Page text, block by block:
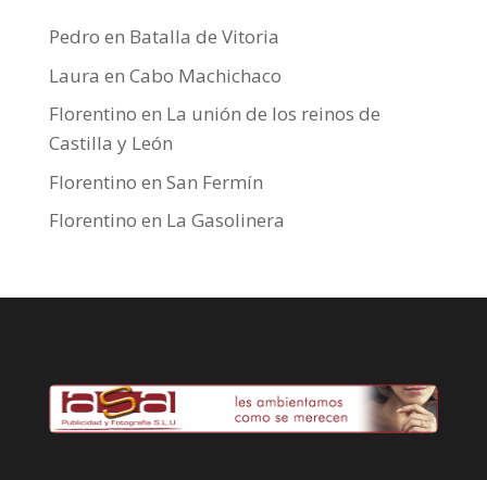
Pedro en Batalla de Vitoria
Laura en Cabo Machichaco
Florentino en La unión de los reinos de
Castilla y León
Florentino en San Fermín
Florentino en La Gasolinera